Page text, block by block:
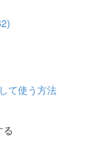
て使う方法